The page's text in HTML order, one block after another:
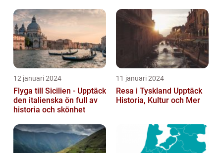
12 januari 2024
Flyga till Sicilien - Upptäck
den italienska ön full av
historia och skönhet
11 januari 2024
Resa i Tyskland Upptäck
Historia, Kultur och Mer